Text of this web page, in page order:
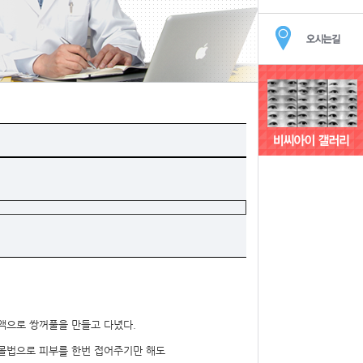
로 쌍꺼풀을 만들고 다녔다.
법으로 피부를 한번 접어주기만 해도